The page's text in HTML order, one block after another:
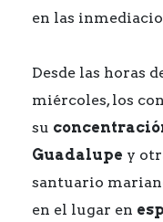
en las
Desde las horas
miércoles, los
su
Guadalupe y
santuario
en el lugar en